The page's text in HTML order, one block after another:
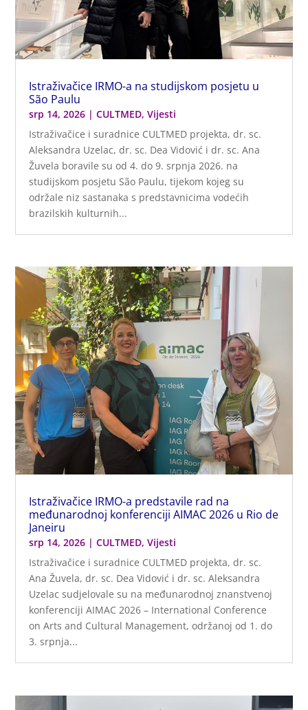
Istraživačice IRMO-a na studijskom posjetu u
São Paulu
srp 14, 2026 |CULTMED,Vijesti
Istraživačice i suradnice CULTMED projekta, dr. sc.
Aleksandra Uzelac, dr. sc. Dea Vidović i dr. sc. Ana
Žuvela boravile su od 4. do 9. srpnja 2026. na
studijskom posjetu São Paulu, tijekom kojeg su
održale niz sastanaka s predstavnicima vodećih
brazilskih kulturnih...
Istraživačice IRMO-a predstavile rad na
međunarodnoj konferenciji AIMAC 2026 u Rio de
Janeiru
srp 14, 2026 |CULTMED,Vijesti
Istraživačice i suradnice CULTMED projekta, dr. sc.
Ana Žuvela, dr. sc. Dea Vidović i dr. sc. Aleksandra
Uzelac sudjelovale su na međunarodnoj znanstvenoj
konferenciji AIMAC 2026 – International Conference
on Arts and Cultural Management, održanoj od 1. do
3. srpnja...